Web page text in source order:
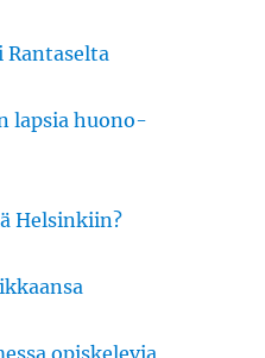
Rantaselta
lapsia huono-
Helsinkiin?
opiskelevia